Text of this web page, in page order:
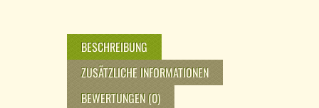
BESCHREIBUNG
ZUSÄTZLICHE INFORMATIONEN
BEWERTUNGEN (0)